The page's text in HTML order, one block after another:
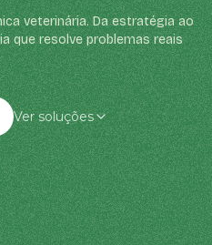
veterinária. Da estratégia ao
que resolve problemas reais
Ver soluções